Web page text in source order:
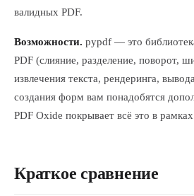
валидных PDF.
Возможности. pypdf — это
PDF (слияние, разделение, поворот,
извлечения текста, рендеринга,
создания форм вам понадобятся
PDF Oxide покрывает всё это в
Краткое сравнение